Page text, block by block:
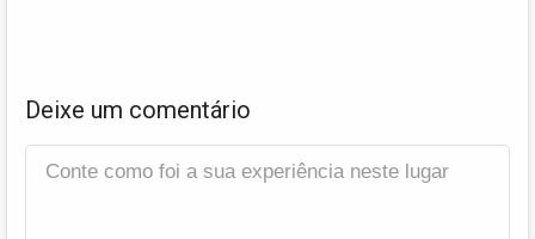
Deixe um comentário